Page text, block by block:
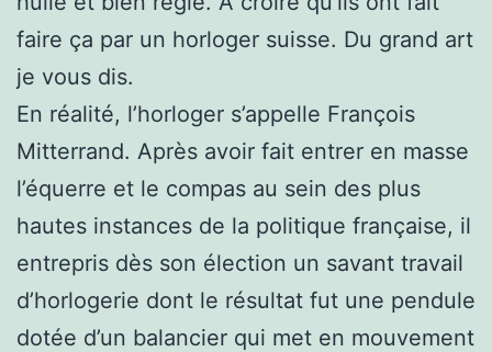
faire ça par un horloger suisse. Du grand art
je vous dis.
En réalité, l’horloger s’appelle François
Mitterrand. Après avoir fait entrer en masse
l’équerre et le compas au sein des plus
hautes instances de la politique française, il
entrepris dès son élection un savant travail
d’horlogerie dont le résultat fut une pendule
dotée d’un balancier qui met en mouvement